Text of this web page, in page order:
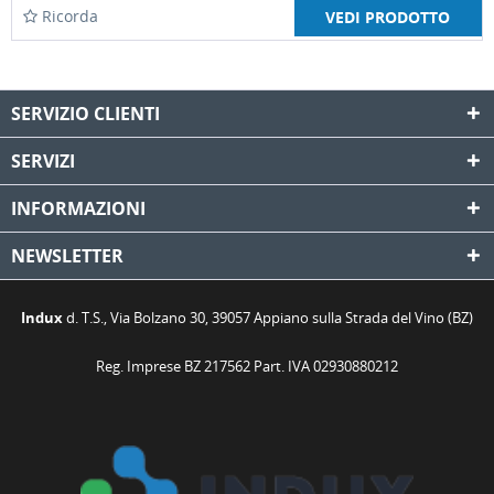
VEDI PRODOTTO
Ricorda
SERVIZIO CLIENTI
SERVIZI
INFORMAZIONI
NEWSLETTER
Induxd. T.S., Via Bolzano 30, 39057 Appiano sulla Strada del Vino (BZ)
Reg. Imprese BZ 217562 Part. IVA 02930880212